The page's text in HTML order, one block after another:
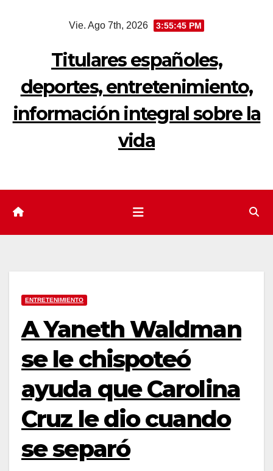
Vie. Ago 7th, 2026 3:55:46 PM
Titulares españoles,
deportes, entretenimiento,
información integral sobre la
vida
ENTRETENIMIENTO
A Yaneth Waldman
se le chispoteó
ayuda que Carolina
Cruz le dio cuando
se separó